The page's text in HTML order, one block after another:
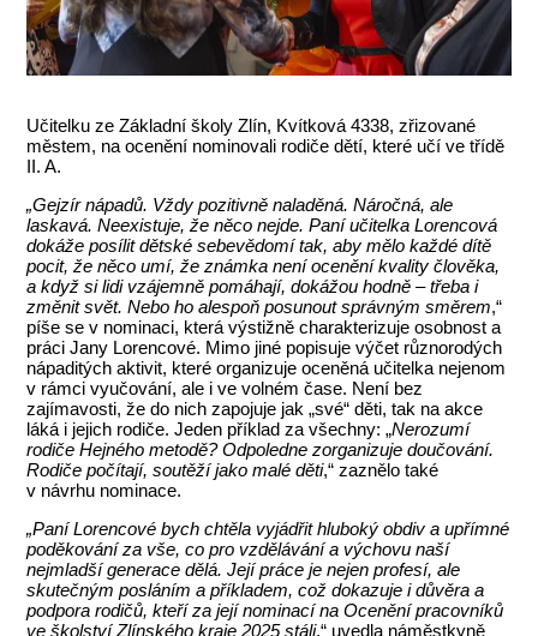
Učitelku ze Základní školy Zlín, Kvítková 4338, zřizované
městem, na ocenění nominovali rodiče dětí, které učí ve třídě
II. A.
„Gejzír nápadů. Vždy pozitivně naladěná. Náročná, ale
laskavá. Neexistuje, že něco nejde. Paní učitelka Lorencová
dokáže posílit dětské sebevědomí tak, aby mělo každé dítě
pocit, že něco umí, že známka není ocenění kvality člověka,
a když si lidi vzájemně pomáhají, dokážou hodně – třeba i
změnit svět. Nebo ho alespoň posunout správným směrem,“
píše se v nominaci, která výstižně charakterizuje osobnost a
práci Jany Lorencové. Mimo jiné popisuje výčet různorodých
nápaditých aktivit, které organizuje oceněná učitelka nejenom
v rámci vyučování, ale i ve volném čase. Není bez
zajímavosti, že do nich zapojuje jak „své“ děti, tak na akce
láká i jejich rodiče. Jeden příklad za všechny: „Nerozumí
rodiče Hejného metodě? Odpoledne zorganizuje doučování.
Rodiče počítají, soutěží jako malé děti,“ zaznělo také
v návrhu nominace.
„Paní Lorencovébych chtěla vyjádřit hluboký obdiv a upřímné
poděkování za vše, co pro vzdělávání a výchovu naší
nejmladší generace dělá. Její práce je nejen profesí, ale
skutečným posláním a příkladem, což dokazuje i důvěra a
podpora rodičů, kteří za její nominací na Ocenění pracovníků
ve školství Zlínského kraje 2025 stáli,“ uvedla náměstkyně